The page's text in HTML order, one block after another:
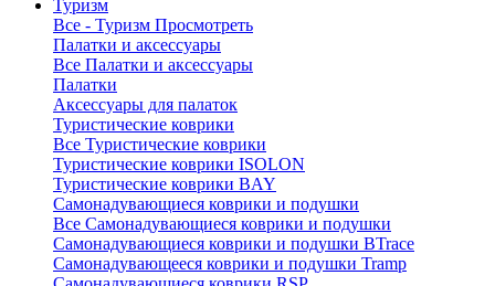
Туризм
Все - Туризм Просмотреть
Палатки и аксессуары
Все Палатки и аксессуары
Палатки
Аксессуары для палаток
Туристические коврики
Все Туристические коврики
Туристические коврики ISOLON
Туристические коврики BAY
Самонадувающиеся коврики и подушки
Все Самонадувающиеся коврики и подушки
Самонадувающиеся коврики и подушки BTrace
Самонадувающееся коврики и подушки Tramp